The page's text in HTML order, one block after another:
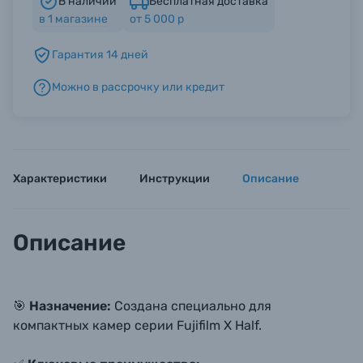
Б/У фототехника (Комиссионные товары)
Уценённые товары
в 1 магазине
от 5 000 р
Гарантия 14 дней
Можно в рассрочку или кредит
Характеристики Инструкции Описание
Описание
🎯 Назначение: Создана специально для
компактных камер серии Fujifilm X Half.